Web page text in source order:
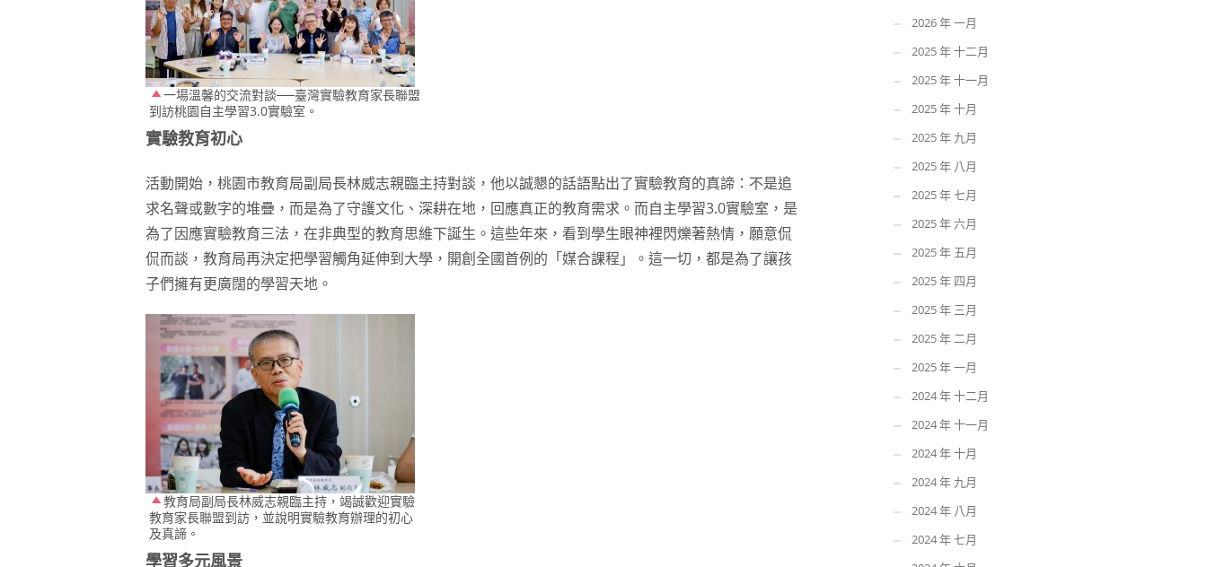
一場溫馨的交流對談──臺灣實驗教育家長聯盟
到訪桃園自主學習3.0實驗室。
實驗教育初心
活動開始，桃園市教育局副局長林威志親臨主持對談，他以誠懇的話語點出了實驗教育的真諦：不是追
求名聲或數字的堆疊，而是為了守護文化、深耕在地，回應真正的教育需求。而自主學習3.0實驗室，是
為了因應實驗教育三法，在非典型的教育思維下誕生。這些年來，看到學生眼神裡閃爍著熱情，願意侃
侃而談，教育局再決定把學習觸角延伸到大學，開創全國首例的「媒合課程」。這一切，都是為了讓孩
子們擁有更廣闊的學習天地。
教育局副局長林威志親臨主持，竭誠歡迎實驗
教育家長聯盟到訪，並說明實驗教育辦理的初心
及真諦。
學習多元風景
2026 年 一月
2025 年 十二月
2025 年 十一月
2025 年 十月
2025 年 九月
2025 年 八月
2025 年 七月
2025 年 六月
2025 年 五月
2025 年 四月
2025 年 三月
2025 年 二月
2025 年 一月
2024 年 十二月
2024 年 十一月
2024 年 十月
2024 年 九月
2024 年 八月
2024 年 七月